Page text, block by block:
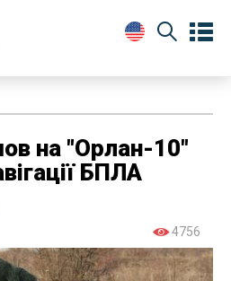
на "Орлан-10"
БПЛА
4756